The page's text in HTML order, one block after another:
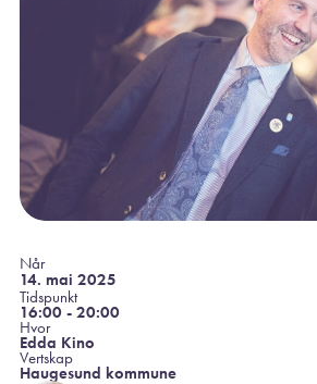
Når
14. mai 2025
Tidspunkt
16:00 - 20:00
Hvor
Edda Kino
Vertskap
Haugesund kommune